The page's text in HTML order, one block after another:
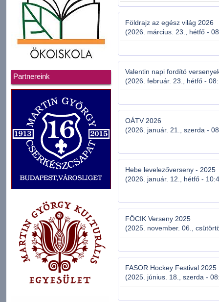
Partnereink
Földrajz az egész világ 2026
(2026. március. 23., hétfő -
Valentin napi fordító
(2026. február. 23., hétfő -
OÁTV 2026
(2026. január. 21., szerda -
Hebe levelezőverseny - 2025
(2026. január. 12., hétfő -
FÖCIK Verseny 2025
(2025. november. 06.,
FASOR Hockey Festival 2025
(2025. június. 18., szerda -